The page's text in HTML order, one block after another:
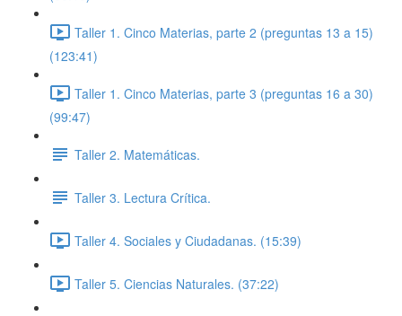
Taller 1. Cinco Materias, parte 2 (preguntas 13 a 15)
(123:41)
Taller 1. Cinco Materias, parte 3 (preguntas 16 a 30)
(99:47)
Taller 2. Matemáticas.
Taller 3. Lectura Crítica.
Taller 4. Sociales y Ciudadanas. (15:39)
Taller 5. Ciencias Naturales. (37:22)